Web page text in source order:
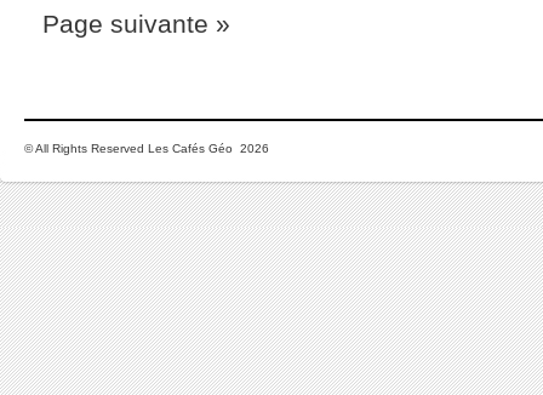
Page suivante »
© All Rights Reserved Les Cafés Géo 2026